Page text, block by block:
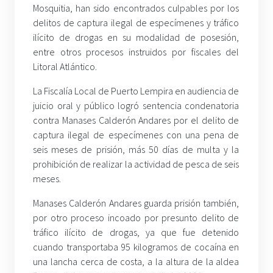
Mosquitia, han sido encontrados culpables por los
delitos de captura ilegal de especímenes y tráfico
ilícito de drogas en su modalidad de posesión,
entre otros procesos instruidos por fiscales del
Litoral Atlántico.
La Fiscalía Local de Puerto Lempira en audiencia de
juicio oral y público logró sentencia condenatoria
contra Manases Calderón Andares por el delito de
captura ilegal de especímenes con una pena de
seis meses de prisión, más 50 días de multa y la
prohibición de realizar la actividad de pesca de seis
meses.
Manases Calderón Andares guarda prisión también,
por otro proceso incoado por presunto delito de
tráfico ilícito de drogas, ya que fue detenido
cuando transportaba 95 kilogramos de cocaína en
una lancha cerca de costa, a la altura de la aldea